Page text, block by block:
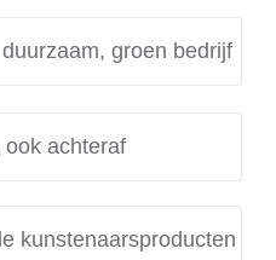
groen bedrijf
ook achteraf
kunstenaarsproducten